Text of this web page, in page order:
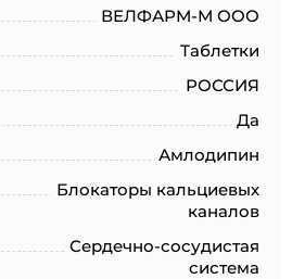
ВЕЛФАРМ-М ООО
Таблетки
РОССИЯ
Да
Амлодипин
Блокаторы кальциевых
каналов
Сердечно-сосудистая
система
законом от 27.07.2006 года
в Согласии на обработку